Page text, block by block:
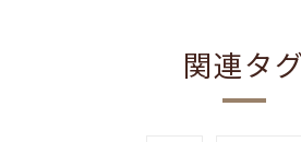
関連タグ